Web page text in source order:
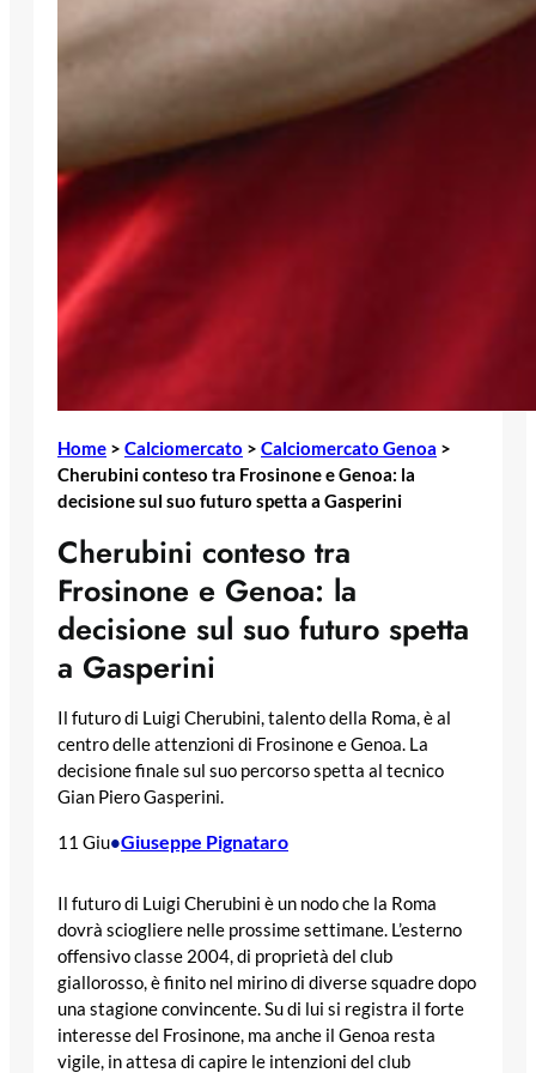
Home > Calciomercato > Calciomercato Genoa >
Cherubini conteso tra Frosinone e Genoa: la
decisione sul suo futuro spetta a Gasperini
Cherubini conteso tra
Frosinone e Genoa: la
decisione sul suo futuro spetta
a Gasperini
Il futuro di Luigi Cherubini, talento della Roma, è al
centro delle attenzioni di Frosinone e Genoa. La
decisione finale sul suo percorso spetta al tecnico
Gian Piero Gasperini.
11 Giu•Giuseppe Pignataro
Il futuro di Luigi Cherubini è un nodo che la Roma
dovrà sciogliere nelle prossime settimane. L’esterno
offensivo classe 2004, di proprietà del club
giallorosso, è finito nel mirino di diverse squadre dopo
una stagione convincente. Su di lui si registra il forte
interesse del Frosinone, ma anche il Genoa resta
vigile, in attesa di capire le intenzioni del club